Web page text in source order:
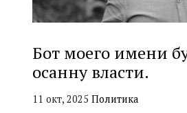
Бот моего имени
осанну власти.
11 окт, 2025 Политика